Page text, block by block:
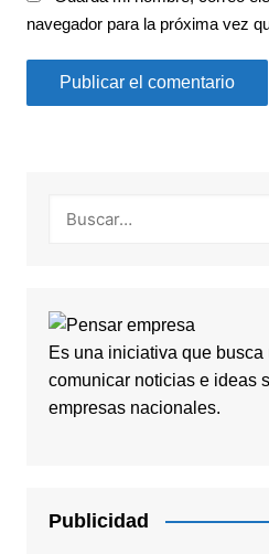
navegador para la próxima vez
Es una iniciativa que
comunicar noticias e ideas
empresas nacionales.
Publicidad